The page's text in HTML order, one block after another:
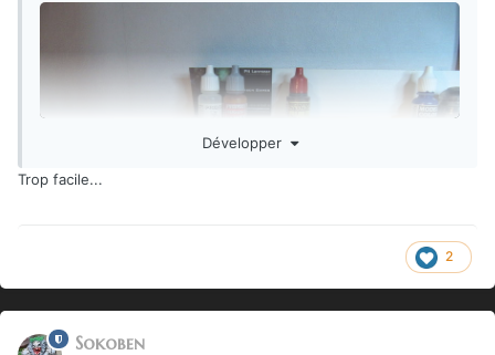
Développer
Trop facile...
2
Sokoben